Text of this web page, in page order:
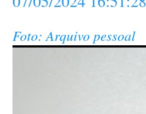
Foto: Arquivo pessoal